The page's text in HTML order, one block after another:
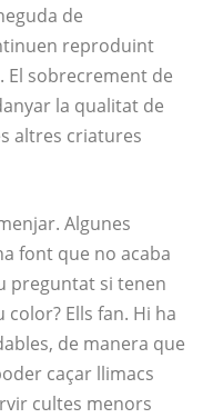
de
reproduint
El sobrecrement de
la qualitat de
altres criatures
Algunes
font que no acaba
preguntat si tenen
Ells fan. Hi ha
de manera que
caçar llimacs
cultes menors